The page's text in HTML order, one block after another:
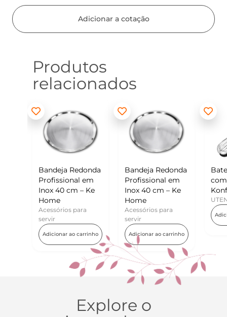
Adicionar a cotação
Produtos
relacionados
Redonda
em
cm – Ke
ao carrinho
Bandeja Redonda
Profissional em
Inox 40 cm – Ke
Acessórios para
Adicionar ao carrinho
Batedor de Ovos
com Raspador –
Konfektt
Adicionar ao carrinho
Explore o